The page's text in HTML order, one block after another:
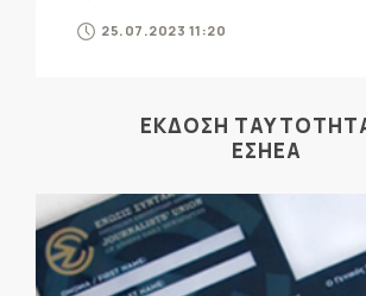
25.07.2023 11:20
ΕΚΔΟΣΗ
ΕΣΗΕΑ